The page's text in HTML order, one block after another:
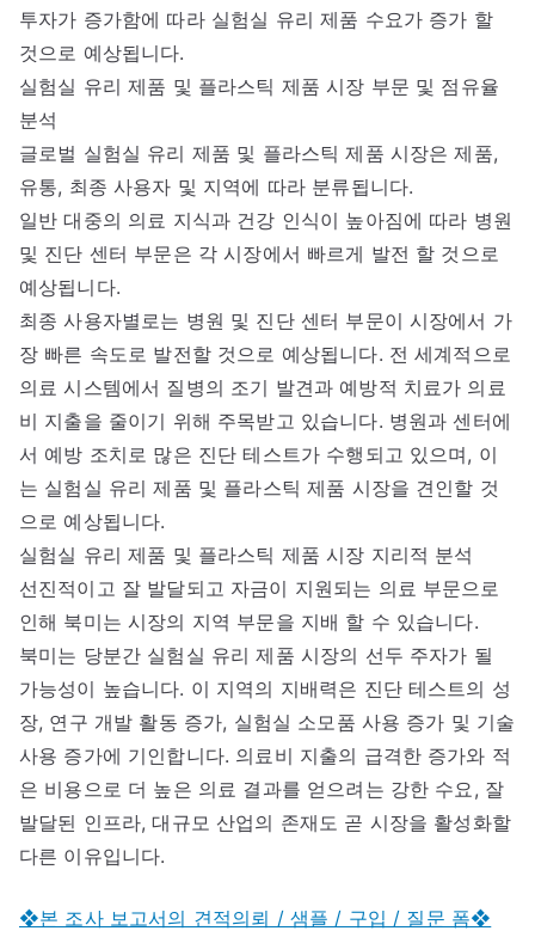
투자가 증가함에 따라 실험실 유리 제품 수요가 증가 할
것으로 예상됩니다.
실험실 유리 제품 및 플라스틱 제품 시장 부문 및 점유율
분석
글로벌 실험실 유리 제품 및 플라스틱 제품 시장은 제품,
유통, 최종 사용자 및 지역에 따라 분류됩니다.
일반 대중의 의료 지식과 건강 인식이 높아짐에 따라 병원
및 진단 센터 부문은 각 시장에서 빠르게 발전 할 것으로
예상됩니다.
최종 사용자별로는 병원 및 진단 센터 부문이 시장에서 가
장 빠른 속도로 발전할 것으로 예상됩니다. 전 세계적으로
의료 시스템에서 질병의 조기 발견과 예방적 치료가 의료
비 지출을 줄이기 위해 주목받고 있습니다. 병원과 센터에
서 예방 조치로 많은 진단 테스트가 수행되고 있으며, 이
는 실험실 유리 제품 및 플라스틱 제품 시장을 견인할 것
으로 예상됩니다.
실험실 유리 제품 및 플라스틱 제품 시장 지리적 분석
선진적이고 잘 발달되고 자금이 지원되는 의료 부문으로
인해 북미는 시장의 지역 부문을 지배 할 수 있습니다.
북미는 당분간 실험실 유리 제품 시장의 선두 주자가 될
가능성이 높습니다. 이 지역의 지배력은 진단 테스트의 성
장, 연구 개발 활동 증가, 실험실 소모품 사용 증가 및 기술
사용 증가에 기인합니다. 의료비 지출의 급격한 증가와 적
은 비용으로 더 높은 의료 결과를 얻으려는 강한 수요, 잘
발달된 인프라, 대규모 산업의 존재도 곧 시장을 활성화할
다른 이유입니다.
❖본 조사 보고서의 견적의뢰 / 샘플 / 구입 / 질문 폼❖